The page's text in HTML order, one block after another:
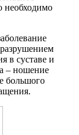
необходимо
в суставе и
– ношение
большого